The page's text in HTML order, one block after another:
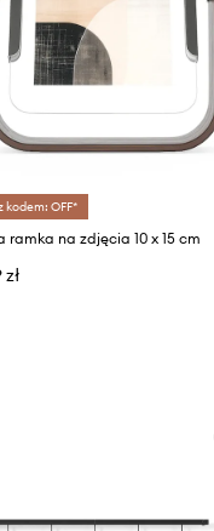
kodem: OFF*
ramka na zdjęcia 10 x 15 cm
zł